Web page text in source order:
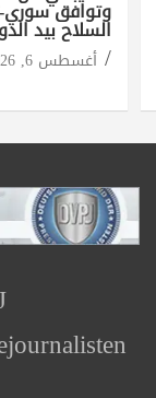
وتوافق
السلاح بيد
أغسطس 6, 2026